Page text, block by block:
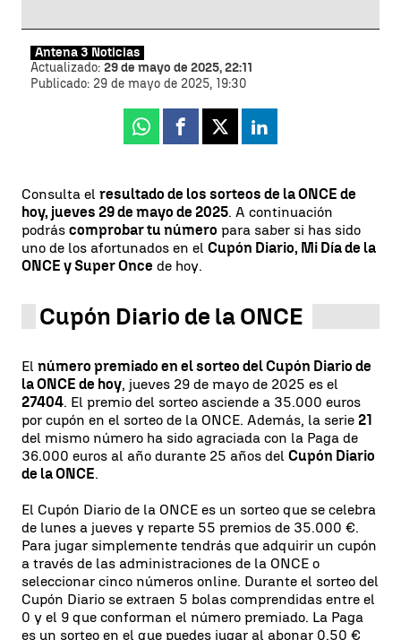
Antena 3 Noticias
Actualizado: 29 de mayo de 2025, 22:11
Publicado: 29 de mayo de 2025, 19:30
Whatsapp
Facebook
X Linkedin
Consulta el resultado de los sorteos de la ONCE de
hoy, jueves 29 de mayo de 2025. A continuación
podrás comprobar tu número para saber si has sido
uno de los afortunados en el Cupón Diario, Mi Día de la
ONCE y Super Once de hoy.
Cupón Diario de la ONCE
El número premiado en el sorteo del Cupón Diario de
la ONCE de hoy, jueves 29 de mayo de 2025 es el
27404. El premio del sorteo asciende a 35.000 euros
por cupón en el sorteo de la ONCE. Además, la serie 21
del mismo número ha sido agraciada con la Paga de
36.000 euros al año durante 25 años del Cupón Diario
de la ONCE.
El Cupón Diario de la ONCE es un sorteo que se celebra
de lunes a jueves y reparte 55 premios de 35.000 €.
Para jugar simplemente tendrás que adquirir un cupón
a través de las administraciones de la ONCE o
seleccionar cinco números online. Durante el sorteo del
Cupón Diario se extraen 5 bolas comprendidas entre el
0 y el 9 que conforman el número premiado. La Paga
es un sorteo en el que puedes jugar al abonar 0,50 €